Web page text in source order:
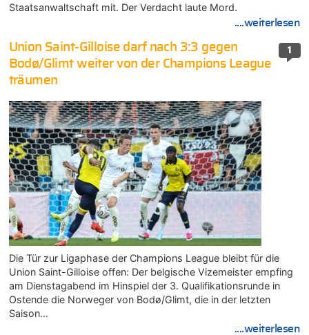
Staatsanwaltschaft mit. Der Verdacht laute Mord.
....weiterlesen
1
Union Saint-Gilloise darf nach 3:3 gegen
Bodø/Glimt weiter von der Champions League
träumen
Die Tür zur Ligaphase der Champions League bleibt für die
Union Saint-Gilloise offen: Der belgische Vizemeister empfing
am Dienstagabend im Hinspiel der 3. Qualifikationsrunde in
Ostende die Norweger von Bodø/Glimt, die in der letzten
Saison…
....weiterlesen